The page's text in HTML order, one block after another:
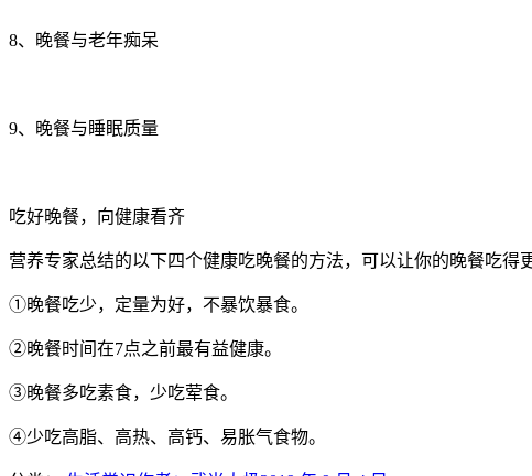
8、晚餐与老年痴呆
9、晚餐与睡眠质量
吃好晚餐，向健康看齐
营养专家总结的以下四个健康吃晚餐的方法，可以让你的晚餐吃得
①晚餐吃少，定量为好，不暴饮暴食。
②晚餐时间在7点之前最有益健康。
③晚餐多吃素食，少吃荤食。
④少吃高脂、高热、高钙、易胀气食物。